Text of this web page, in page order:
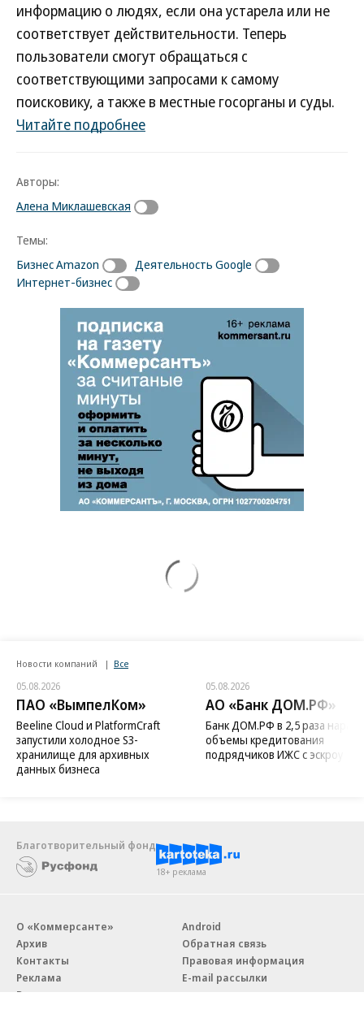
информацию о людях, если она устарела или не
соответствует действительности. Теперь
пользователи смогут обращаться с
соответствующими запросами к самому
поисковику, а также в местные госорганы и суды.
Читайте подробнее
Авторы:
Алена Миклашевская
Темы:
Бизнес Amazon
Деятельность Google
Интернет-бизнес
Новости компаний Все
05.08.2026
ПАО «ВымпелКом»
Beeline Cloud и PlatformCraft
запустили холодное S3-
хранилище для архивных
данных бизнеса
05.08.2026
АО «Банк ДОМ.РФ»
Банк ДОМ.РФ в 2,5 раза
объемы кредитования
подрядчиков ИЖС с эскроу
Благотворительный фонд
18+ реклама
О «Коммерсанте»
Архив
Контакты
Реклама
Вакансии
Android
Обратная связь
Правовая информация
E-mail рассылки